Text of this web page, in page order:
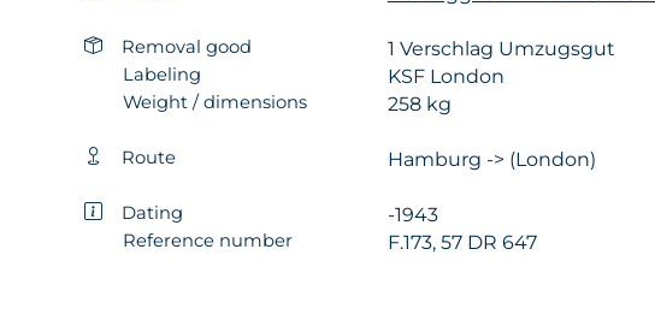
Removal good 1 Verschlag Umzugsgut
Labeling KSF London
Weight / dimensions 258 kg
Route Hamburg -> (London)
Dating -1943
Reference number F.173, 57 DR 647